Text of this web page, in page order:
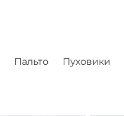
Пальто Пуховики